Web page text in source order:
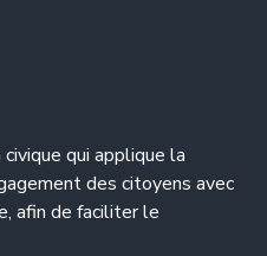
qui applique la
des citoyens avec
afin de faciliter le